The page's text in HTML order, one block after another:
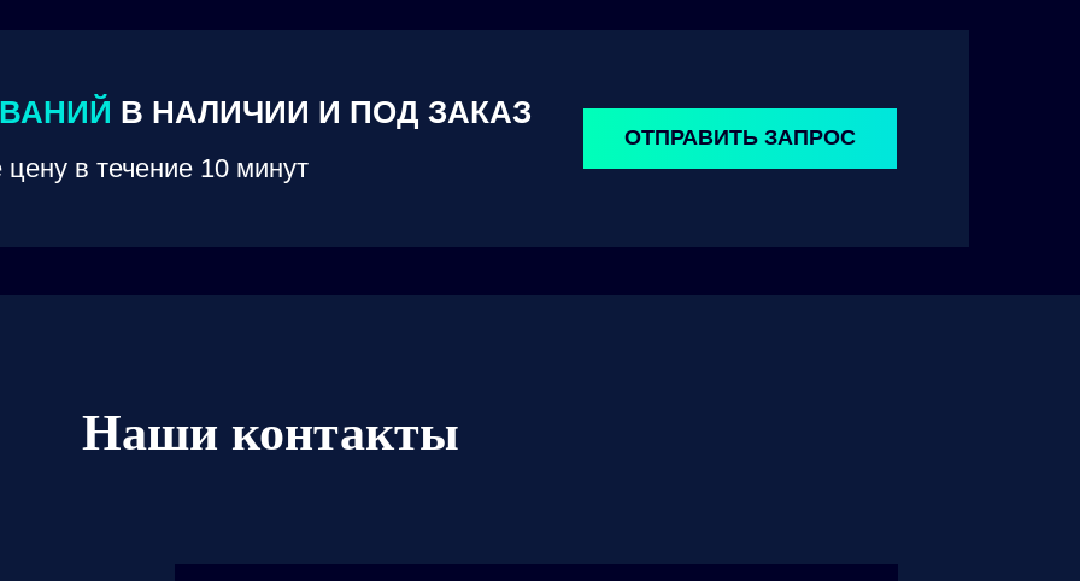
ОТПРАВИТЬ ЗАПРОС
В НАЛИЧИИ И ПОД ЗАКАЗ
в течение 10 минут
Наши контакты